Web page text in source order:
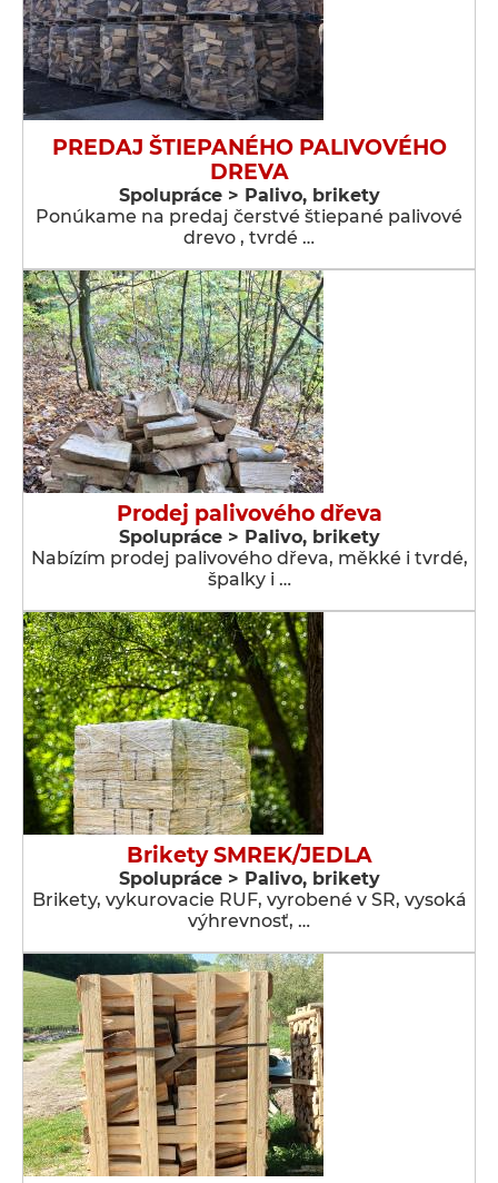
PREDAJ ŠTIEPANÉHO PALIVOVÉHO
DREVA
Spolupráce > Palivo, brikety
Ponúkame na predaj čerstvé štiepané palivové
drevo , tvrdé …
Prodej palivového dřeva
Spolupráce > Palivo, brikety
Nabízím prodej palivového dřeva, měkké i tvrdé,
špalky i …
Brikety SMREK/JEDLA
Spolupráce > Palivo, brikety
Brikety, vykurovacie RUF, vyrobené v SR, vysoká
výhrevnosť, …